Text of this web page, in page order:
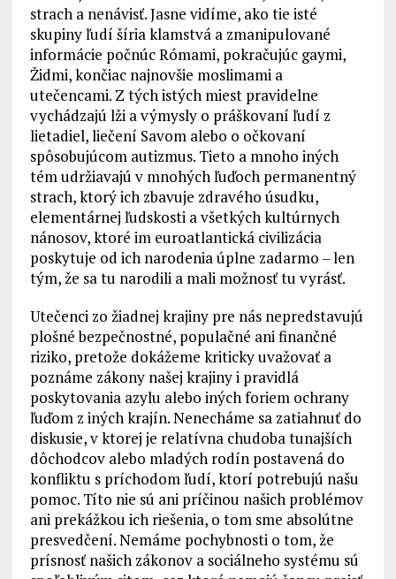
strach a nenávisť. Jasne vidíme, ako tie isté
skupiny ľudí šíria klamstvá a zmanipulované
informácie počnúc Rómami, pokračujúc gaymi,
Židmi, končiac najnovšie moslimami a
utečencami. Z tých istých miest pravidelne
vychádzajú lži a výmysly o práškovaní ľudí z
lietadiel, liečení Savom alebo o očkovaní
spôsobujúcom autizmus. Tieto a mnoho iných
tém udržiavajú v mnohých ľuďoch permanentný
strach, ktorý ich zbavuje zdravého úsudku,
elementárnej ľudskosti a všetkých kultúrnych
nánosov, ktoré im euroatlantická civilizácia
poskytuje od ich narodenia úplne zadarmo – len
tým, že sa tu narodili a mali možnosť tu vyrásť.
Utečenci zo žiadnej krajiny pre nás nepredstavujú
plošné bezpečnostné, populačné ani finančné
riziko, pretože dokážeme kriticky uvažovať a
poznáme zákony našej krajiny i pravidlá
poskytovania azylu alebo iných foriem ochrany
ľuďom z iných krajín. Nenecháme sa zatiahnuť do
diskusie, v ktorej je relatívna chudoba tunajších
dôchodcov alebo mladých rodín postavená do
konfliktu s príchodom ľudí, ktorí potrebujú našu
pomoc. Títo nie sú ani príčinou našich problémov
ani prekážkou ich riešenia, o tom sme absolútne
presvedčení. Nemáme pochybnosti o tom, že
prísnosť našich zákonov a sociálneho systému sú